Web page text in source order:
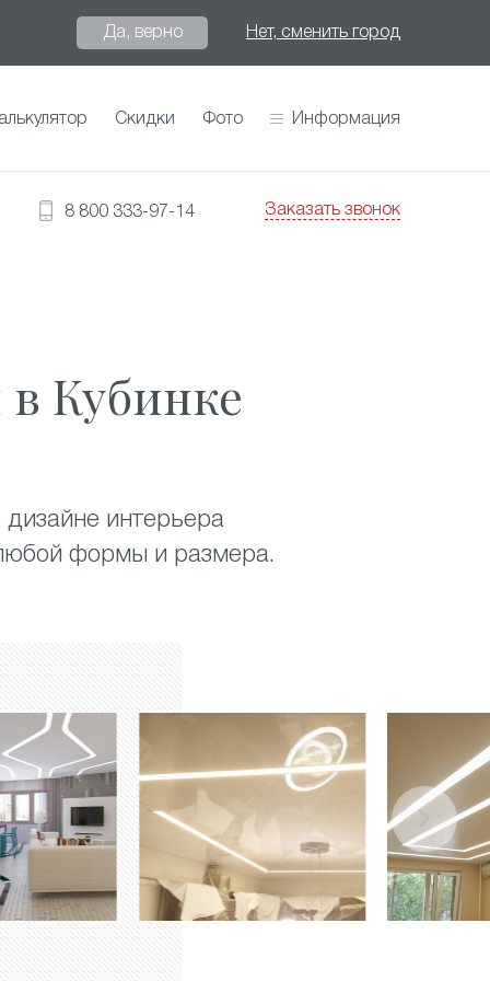
Да, верно Нет, сменить город
Скидки Фото Информация
8 800 333-97-14 Заказать звонок
Кубинке
интерьера
формы и размера.